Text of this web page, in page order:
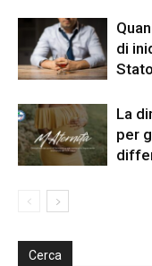
di
Stato
La
per
Cerca